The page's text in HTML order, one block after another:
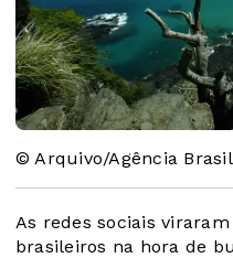
© Arquivo/Agência Brasil
As redes sociais
brasileiros na hora de